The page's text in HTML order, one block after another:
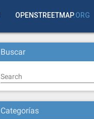
OPENSTREETMAP.ORG
Buscar
Search
Categorías